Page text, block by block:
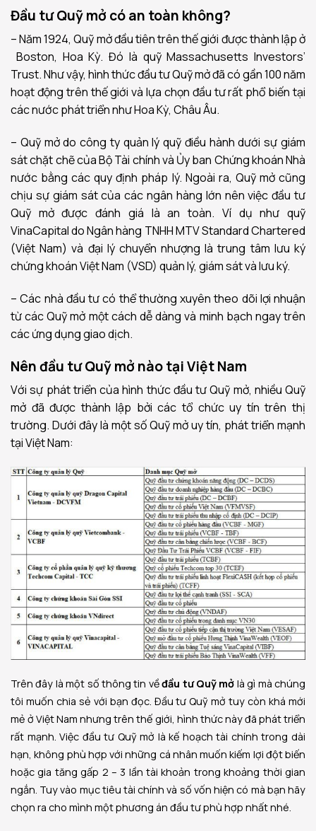
Đầu tư Quỹ mở có an toàn không?
– Năm 1924, Quỹ mở đầu tiên trên thế giới được thành lập ở
Boston, Hoa Kỳ. Đó là quỹ Massachusetts Investors’
Trust. Như vậy, hình thức đầu tư Quỹ mở đã có gần 100 năm
hoạt động trên thế giới và lựa chọn đầu tư rất phổ biến tại
các nước phát triển như Hoa Kỳ, Châu Âu.
– Quỹ mở do công ty quản lý quỹ điều hành dưới sự giám
sát chặt chẽ của Bộ Tài chính và Ủy ban Chứng khoán Nhà
nước bằng các quy định pháp lý. Ngoài ra, Quỹ mở cũng
chịu sự giám sát của các ngân hàng lớn nên việc đầu tư
Quỹ mở được đánh giá là an toàn. Ví dụ như quỹ
VinaCapital do Ngân hàng TNHH MTV Standard Chartered
(Việt Nam) và đại lý chuyển nhượng là trung tâm lưu ký
chứng khoán Việt Nam (VSD) quản lý, giám sát và lưu ký.
– Các nhà đầu tư có thể thường xuyên theo dõi lợi nhuận
từ các Quỹ mở một cách dễ dàng và minh bạch ngay trên
các ứng dụng giao dịch.
Nên đầu tư Quỹ mở nào tại Việt Nam
Với sự phát triển của hình thức đầu tư Quỹ mở, nhiều Quỹ
mở đã được thành lập bởi các tổ chức uy tín trên thị
trường. Dưới đây là một số Quỹ mở uy tín, phát triển mạnh
tại Việt Nam:
Trên đây là một số thông tin vềđầu tư Quỹ mở là gì mà chúng
tôi muốn chia sẻ với bạn đọc. Đầu tư Quỹ mở tuy còn khá mới
mẻ ở Việt Nam nhưng trên thế giới, hình thức này đã phát triển
rất mạnh. Việc đầu tư Quỹ mở là kế hoạch tài chính trong dài
hạn, không phù hợp với những cá nhân muốn kiếm lợi đột biến
hoặc gia tăng gấp 2 – 3 lần tài khoản trong khoảng thời gian
ngắn. Tuy vào mục tiêu tài chính và số vốn hiện có mà bạn hãy
chọn ra cho mình một phương án đầu tư phù hợp nhất nhé.